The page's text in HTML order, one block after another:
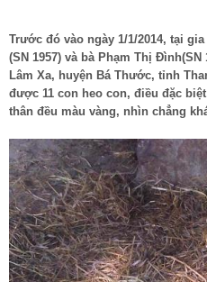
Trước đó vào ngày 1/1/2014, tại
(SN 1957) và bà Phạm Thị
Lâm Xa, huyện Bá Thước, tỉnh
được 11 con heo con, điều đặc
thân đều màu vàng, nhìn chẳng